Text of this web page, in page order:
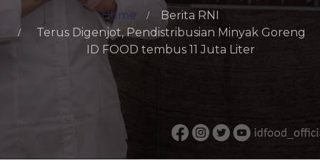
Home
Berita RNI
Terus Digenjot, Pendistribusian Minyak Goreng
ID FOOD tembus 11 Juta Liter